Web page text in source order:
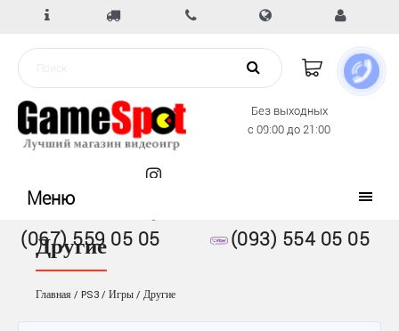
Без выходных
с 09:00 до 21:00
(067) 559 05 05 (093) 554 05 05
Меню
Другие
Главная PS3 Игры Другие